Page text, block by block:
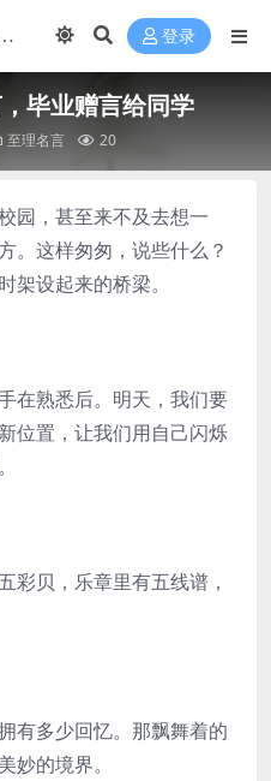
登录
毕业赠言给同学
至理名言 20
园，甚至来不及去想一
。这样匆匆，说些什么？
设起来的桥梁。
在熟悉后。明天，我们要
位置，让我们用自己闪烁
彩贝，乐章里有五线谱，
有多少回忆。那飘舞着的
妙的境界。